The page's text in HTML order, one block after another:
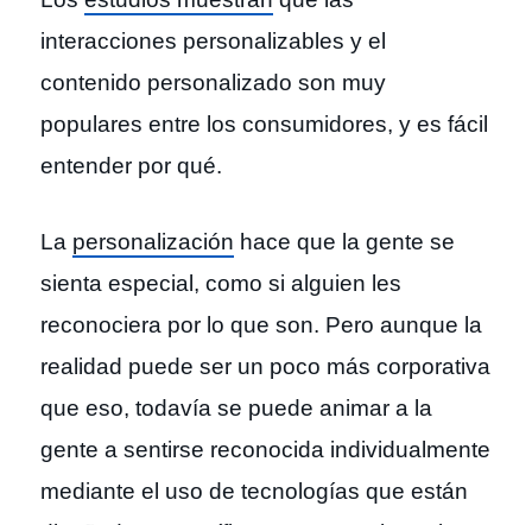
interacciones personalizables y el
contenido personalizado son muy
populares entre los consumidores, y es fácil
entender por qué.
La personalización hace que la gente se
sienta especial, como si alguien les
reconociera por lo que son. Pero aunque la
realidad puede ser un poco más corporativa
que eso, todavía se puede animar a la
gente a sentirse reconocida individualmente
mediante el uso de tecnologías que están